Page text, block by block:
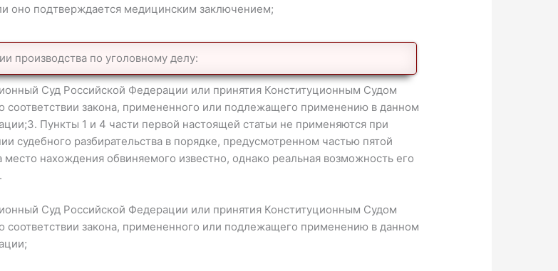
оно подтверждается медицинским заключением;
производства по уголовному делу:
Суд Российской Федерации или принятия Конституционным Судом
закона, примененного или подлежащего применению в данном
Пункты 1 и 4 части первой настоящей статьи не применяются при
судебного разбирательства в порядке, предусмотренном частью пятой
место нахождения обвиняемого известно, однако реальная возможность его
Суд Российской Федерации или принятия Конституционным Судом
закона, примененного или подлежащего применению в данном